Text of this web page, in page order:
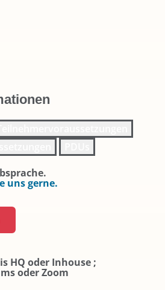
uns gerne.
HQ oder Inhouse ;
oder Zoom